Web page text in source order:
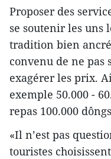
Proposer des
se soutenir les uns
tradition bien
convenu de ne pas
exagérer les prix.
exemple 50.000 -
repas 100.000
«Il n’est pas
touristes